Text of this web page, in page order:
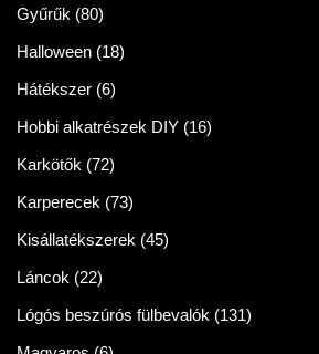
Gyűrűk (80)
Halloween (18)
Hátékszer (6)
Hobbi alkatrészek DIY (16)
Karkötők (72)
Karperecek (73)
Kisállatékszerek (45)
Láncok (22)
Lógós beszúrós fülbevalók (131)